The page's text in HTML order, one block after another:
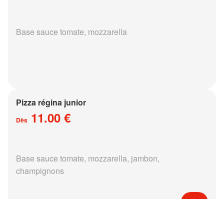
Base sauce tomate, mozzarella
Pizza régina junior
Dès 11.00 €
Base sauce tomate, mozzarella, jambon,
champignons